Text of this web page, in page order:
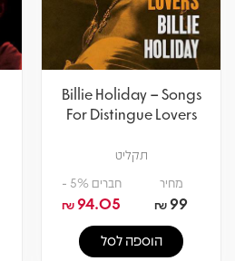
Billie Holiday – Songs
For Distingue Lovers
תקליט
מחיר
99
₪
חברים 5% -
94.05
₪
הוספה לסל